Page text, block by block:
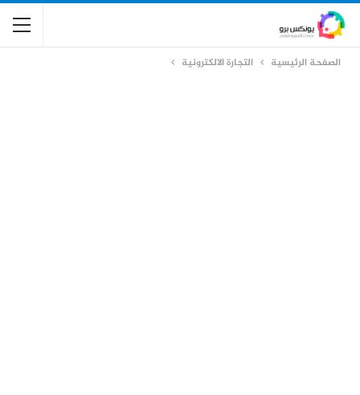
الصفحة الرئيسية التجارة الالكترونية